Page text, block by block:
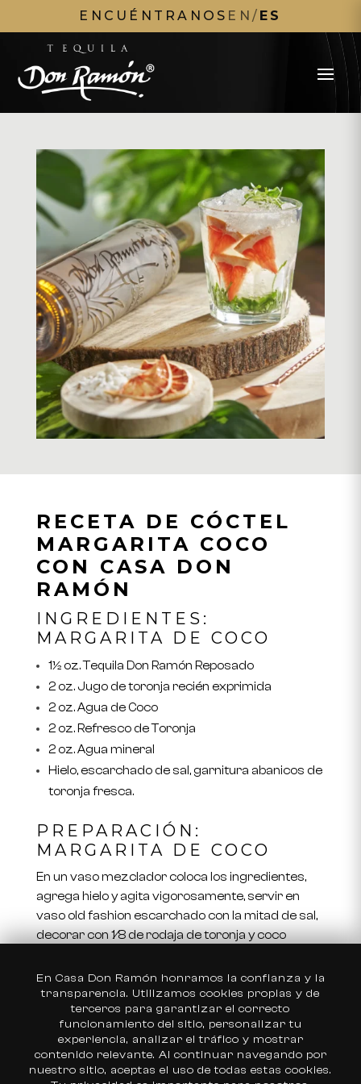
ENCUÉNTRANOS EN / ES
RECETA DE CÓCTEL
MARGARITA COCO
CON CASA DON
RAMÓN
INGREDIENTES:
MARGARITA DE COCO
1½ oz. Tequila Don Ramón Reposado
2 oz. Jugo de toronja recién exprimida
2 oz. Agua de Coco
2 oz. Refresco de Toronja
2 oz. Agua mineral
Hielo, escarchado de sal, garnitura abanicos de
toronja fresca.
PREPARACIÓN:
MARGARITA DE COCO
En un vaso mezclador coloca los ingredientes,
agrega hielo y agita vigorosamente, servir en
vaso old fashion escarchado con la mitad de sal,
decorar con 1⁄8 de rodaja de toronja y coco
Aviso de Privacidad Preguntas Frecuentes
Elige tu país
Estados Unidos
México
En Casa Don Ramón honramos la confianza y la
transparencia. Utilizamos cookies propias y de
terceros para garantizar el correcto
funcionamiento del sitio, personalizar tu
experiencia, analizar el tráfico y mostrar
contenido relevante. Al continuar navegando por
nuestro sitio, aceptas el uso de todas estas cookies.